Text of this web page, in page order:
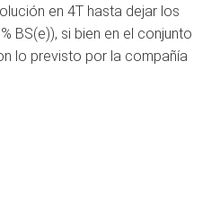
en 4T hasta dejar los
BS(e)), si bien en el conjunto
lo previsto por la compañía